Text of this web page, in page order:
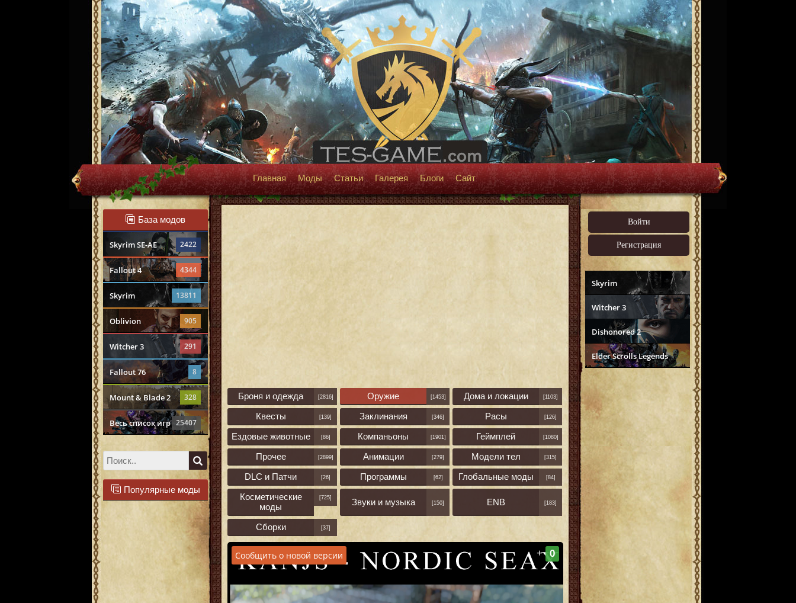
Главная Моды Статьи Галерея Блоги Сайт
База модов
Skyrim SE-AE 2422
Fallout 4 4344
Skyrim 13811
Oblivion 905
Witcher 3 291
Fallout 76 8
Mount & Blade 2 328
Весь список игр 25407
Популярные моды
Войти
Регистрация
Skyrim
Witcher 3
Dishonored 2
Elder Scrolls Legends
Броня и одежда [2816] Оружие [1453] Дома и локации [1103]
Квесты [139] Заклинания [346] Расы [126]
Ездовые животные [86] Компаньоны [1901] Геймплей [1080]
Прочее [2899] Анимации [279] Модели тел [315]
DLC и Патчи [26] Программы [62] Глобальные моды [84]
Косметические
моды
[725] Звуки и музыка [150] ENB [183]
Сборки [37]
Сообщить о новой версии + 0